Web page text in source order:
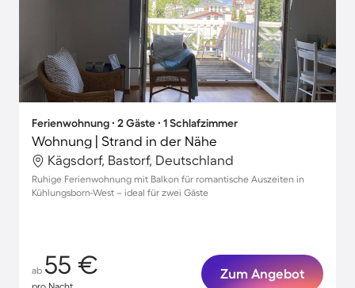
Ferienwohnung ∙ 2 Gäste ∙ 1 Schlafzimmer
Wohnung | Strand in der Nähe
Kägsdorf, Bastorf, Deutschland
Ruhige Ferienwohnung mit Balkon für romantische Auszeiten in
Kühlungsborn-West – ideal für zwei Gäste
ab 55 € Zum Angebot